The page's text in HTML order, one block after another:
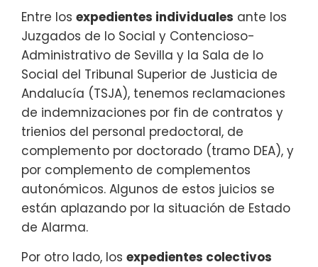
Entre los expedientes individuales ante los
Juzgados de lo Social y Contencioso-
Administrativo de Sevilla y la Sala de lo
Social del Tribunal Superior de Justicia de
Andalucía (TSJA), tenemos reclamaciones
de indemnizaciones por fin de contratos y
trienios del personal predoctoral, de
complemento por doctorado (tramo DEA), y
por complemento de complementos
autonómicos. Algunos de estos juicios se
están aplazando por la situación de Estado
de Alarma.
Por otro lado, los expedientes colectivos